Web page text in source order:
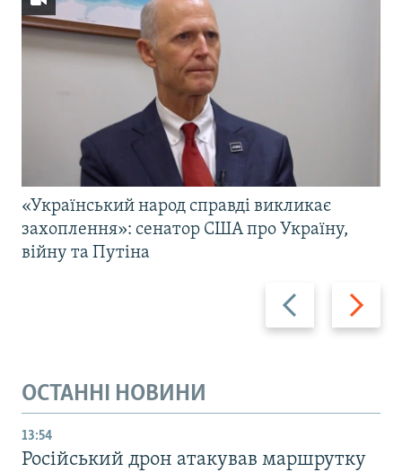
Назад Вперед
«Український народ справді викликає
захоплення»: сенатор США про Україну,
війну та Путіна
ОСТАННІ НОВИНИ
13:54
Російський дрон атакував маршрутку